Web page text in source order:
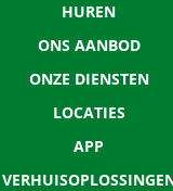
HUREN
ONS AANBOD
ONZE DIENSTEN
LOCATIES
APP